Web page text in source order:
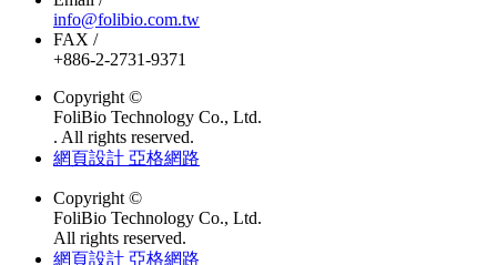
info@folibio.com.tw
FAX /
+886-2-2731-9371
Copyright ©
FoliBio Technology Co., Ltd.
. All rights reserved.
網頁設計 亞格網路
Copyright ©
FoliBio Technology Co., Ltd.
All rights reserved.
網頁設計 亞格網路